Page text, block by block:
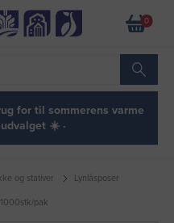
0
for til sommerens varme
☀️ ·
og stativer
Lynlåsposer
pak